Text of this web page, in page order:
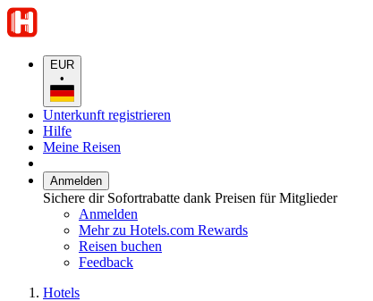
EUR
•
Unterkunft registrieren
Hilfe
Meine Reisen
Anmelden
Sichere dir Sofortrabatte dank Preisen für Mitglieder
Anmelden
Mehr zu Hotels.com Rewards
Reisen buchen
Feedback
Hotels